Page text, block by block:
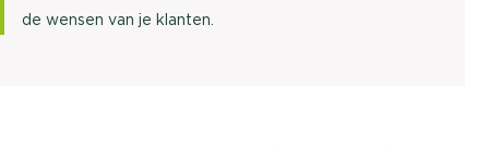
de wensen van je klanten.